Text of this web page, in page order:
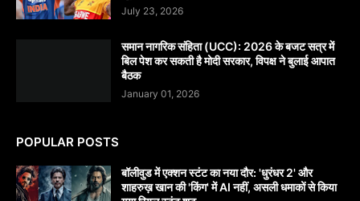
July 23, 2026
समान नागरिक संहिता (UCC): 2026 के बजट सत्र में
बिल पेश कर सकती है मोदी सरकार, विपक्ष ने बुलाई आपात
बैठक
January 01, 2026
POPULAR POSTS
बॉलीवुड में एक्शन स्टंट का नया दौर: 'धुरंधर 2' और
शाहरुख़ खान की 'किंग' में AI नहीं, असली धमाकों से किया